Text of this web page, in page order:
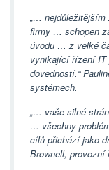
„… nejdůležitějším
firmy … schopen
úvodu … z velké
vynikající řízení IT
dovedností.“
systémech.
„… vaše silné
… všechny
cílů přichází jako
Brownell, provozní